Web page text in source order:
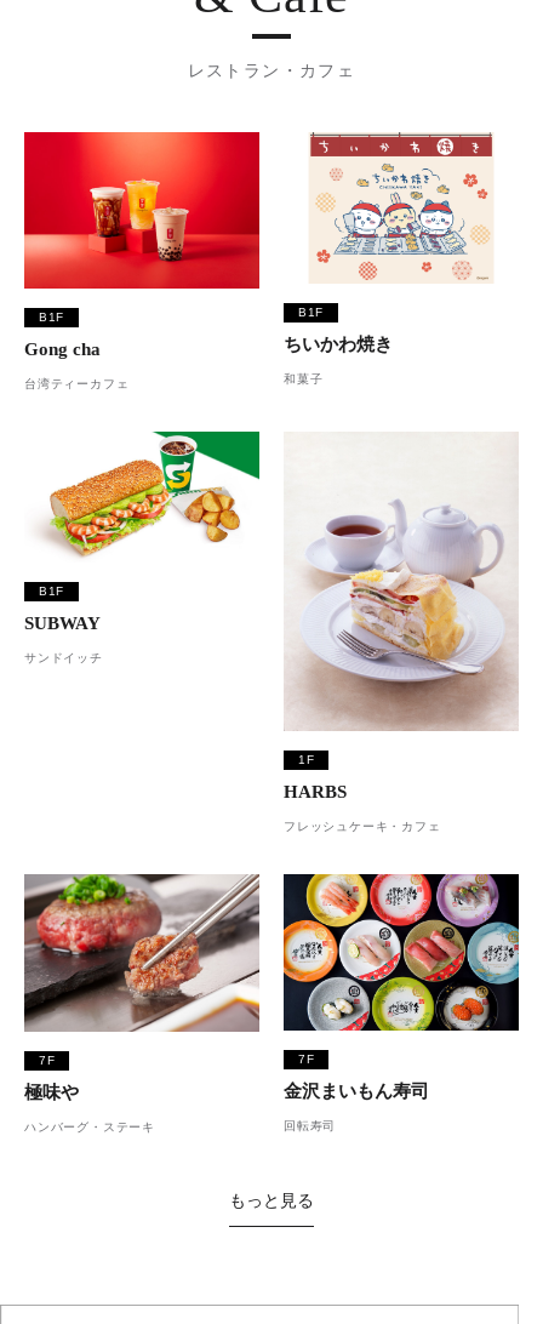
レストラン・カフェ
B1F
Gong cha
台湾ティーカフェ
B1F
ちいかわ焼き
和菓子
B1F
SUBWAY
サンドイッチ
1F
HARBS
フレッシュケーキ・カフェ
7F
極味や
ハンバーグ・ステーキ
7F
金沢まいもん寿司
回転寿司
もっと見る